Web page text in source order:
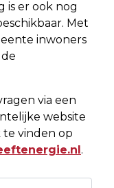
is er ook nog
Met
inwoners
via een
website
te vinden op
.